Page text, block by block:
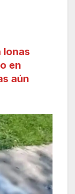
lonas
en
aún